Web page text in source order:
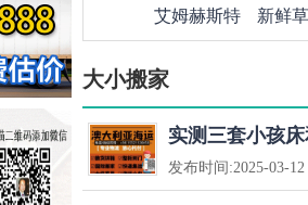
艾姆赫斯特
新鲜
大小搬家
实测三套小孩
发布时间:2025-03-12